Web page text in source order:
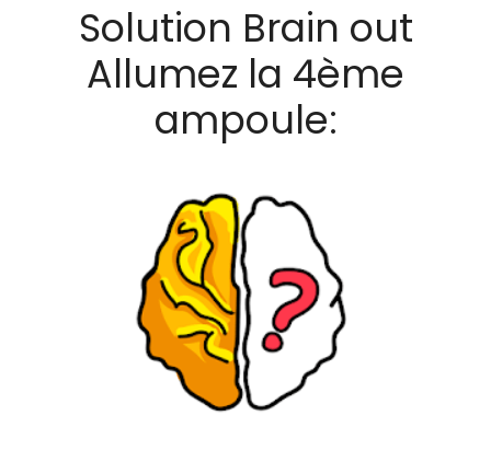
Solution Brain out
Allumez la 4ème
ampoule: